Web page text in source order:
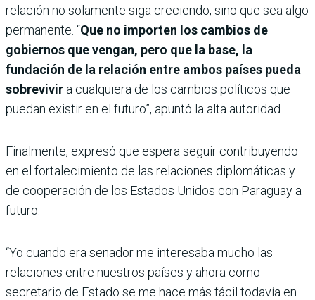
relación no solamente siga creciendo, sino que sea algo
permanente. “Que no importen los cambios de
gobiernos que vengan, pero que la base, la
fundación de la relación entre ambos países pueda
sobrevivir a cualquiera de los cambios políticos que
puedan existir en el futuro”, apuntó la alta autoridad.
Finalmente, expresó que espera seguir contribuyendo
en el fortalecimiento de las relaciones diplomáticas y
de cooperación de los Estados Unidos con Paraguay a
futuro.
“Yo cuando era senador me interesaba mucho las
relaciones entre nuestros países y ahora como
secretario de Estado se me hace más fácil todavía en